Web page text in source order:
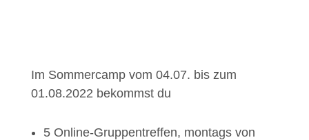
Im Sommercamp vom 04.07. bis zum
01.08.2022 bekommst du
5 Online-Gruppentreffen, montags von